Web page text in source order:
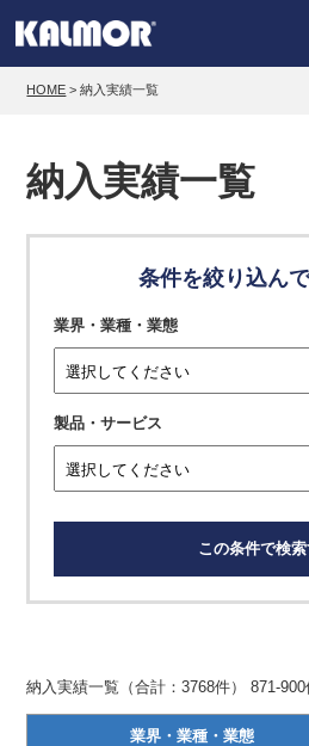
HOME >納入実績一覧
納入実績一覧
条件を絞り込ん
業界・業種・業態
製品・サービス
この条件で検
納入実績一覧（合計：3768件） 871-
業界・業種・業態